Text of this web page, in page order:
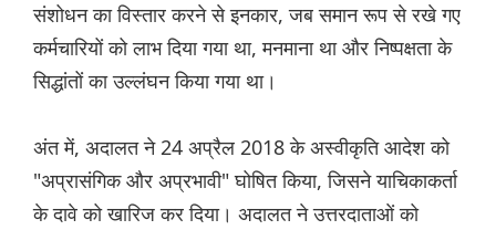
संशोधन का विस्तार करने से इनकार, जब समान रूप से रखे गए
कर्मचारियों को लाभ दिया गया था, मनमाना था और निष्पक्षता के
सिद्धांतों का उल्लंघन किया गया था।
अंत में, अदालत ने 24 अप्रैल 2018 के अस्वीकृति आदेश को
"अप्रासंगिक और अप्रभावी" घोषित किया, जिसने याचिकाकर्ता
के दावे को खारिज कर दिया। अदालत ने उत्तरदाताओं को